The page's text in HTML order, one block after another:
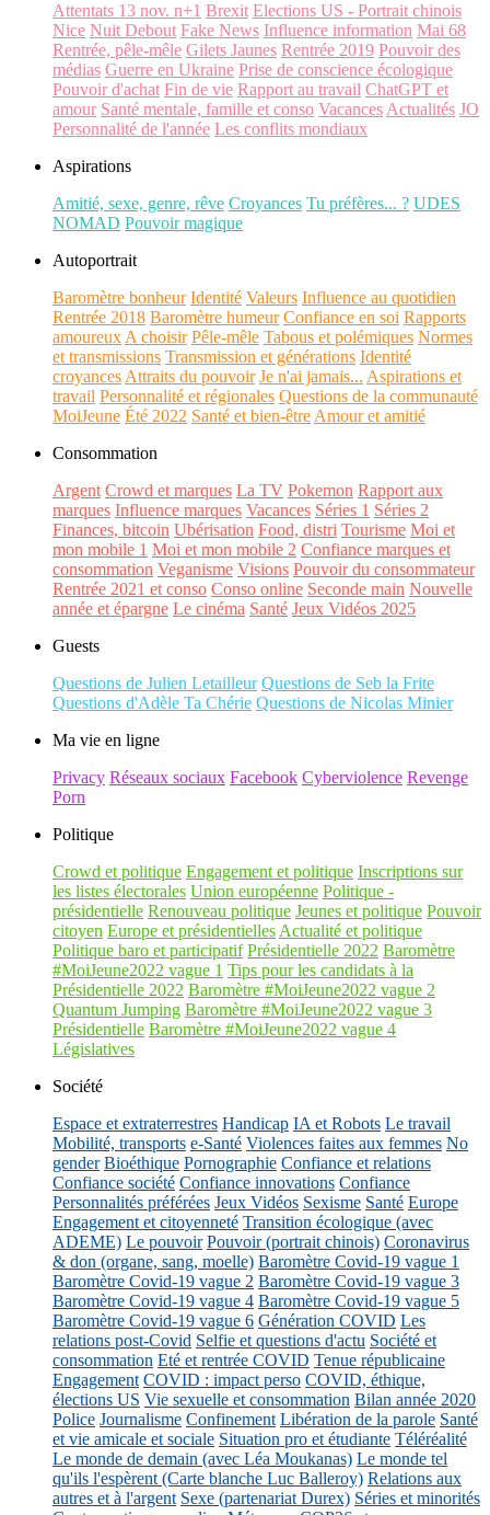
Attentats 13 nov. n+1 Brexit Elections US - Portrait chinois
Nice Nuit Debout Fake News Influence information Mai 68
Rentrée, pêle-mêle Gilets Jaunes Rentrée 2019 Pouvoir des
médias Guerre en Ukraine Prise de conscience écologique
Pouvoir d'achat Fin de vie Rapport au travail ChatGPT et
amour Santé mentale, famille et conso Vacances Actualités JO
Personnalité de l'année Les conflits mondiaux
Aspirations
Amitié, sexe, genre, rêve Croyances Tu préfères... ? UDES
NOMAD Pouvoir magique
Autoportrait
Baromètre bonheur Identité Valeurs Influence au quotidien
Rentrée 2018 Baromètre humeur Confiance en soi Rapports
amoureux A choisir Pêle-mêle Tabous et polémiques Normes
et transmissions Transmission et générations Identité
croyances Attraits du pouvoir Je n'ai jamais... Aspirations et
travail Personnalité et régionales Questions de la communauté
MoiJeune Été 2022 Santé et bien-être Amour et amitié
Consommation
Argent Crowd et marques La TV Pokemon Rapport aux
marques Influence marques Vacances Séries 1 Séries 2
Finances, bitcoin Ubérisation Food, distri Tourisme Moi et
mon mobile 1 Moi et mon mobile 2 Confiance marques et
consommation Veganisme Visions Pouvoir du consommateur
Rentrée 2021 et conso Conso online Seconde main Nouvelle
année et épargne Le cinéma Santé Jeux Vidéos 2025
Guests
Questions de Julien Letailleur Questions de Seb la Frite
Questions d'Adèle Ta Chérie Questions de Nicolas Minier
Ma vie en ligne
Privacy Réseaux sociaux Facebook Cyberviolence Revenge
Porn
Politique
Crowd et politique Engagement et politique Inscriptions sur
les listes électorales Union européenne Politique -
présidentielle Renouveau politique Jeunes et politique Pouvoir
citoyen Europe et présidentielles Actualité et politique
Politique baro et participatif Présidentielle 2022 Baromètre
#MoiJeune2022 vague 1 Tips pour les candidats à la
Présidentielle 2022 Baromètre #MoiJeune2022 vague 2
Quantum Jumping Baromètre #MoiJeune2022 vague 3
Présidentielle Baromètre #MoiJeune2022 vague 4
Législatives
Société
Espace et extraterrestres Handicap IA et Robots Le travail
Mobilité, transports e-Santé Violences faites aux femmes No
gender Bioéthique Pornographie Confiance et relations
Confiance société Confiance innovations Confiance
Personnalités préférées Jeux Vidéos Sexisme Santé Europe
Engagement et citoyenneté Transition écologique (avec
ADEME) Le pouvoir Pouvoir (portrait chinois) Coronavirus
& don (organe, sang, moelle) Baromètre Covid-19 vague 1
Baromètre Covid-19 vague 2 Baromètre Covid-19 vague 3
Baromètre Covid-19 vague 4 Baromètre Covid-19 vague 5
Baromètre Covid-19 vague 6 Génération COVID Les
relations post-Covid Selfie et questions d'actu Société et
consommation Eté et rentrée COVID Tenue républicaine
Engagement COVID : impact perso COVID, éthique,
élections US Vie sexuelle et consommation Bilan année 2020
Police Journalisme Confinement Libération de la parole Santé
et vie amicale et sociale Situation pro et étudiante Téléréalité
Le monde de demain (avec Léa Moukanas) Le monde tel
qu'ils l'espèrent (Carte blanche Luc Balleroy) Relations aux
autres et à l'argent Sexe (partenariat Durex) Séries et minorités